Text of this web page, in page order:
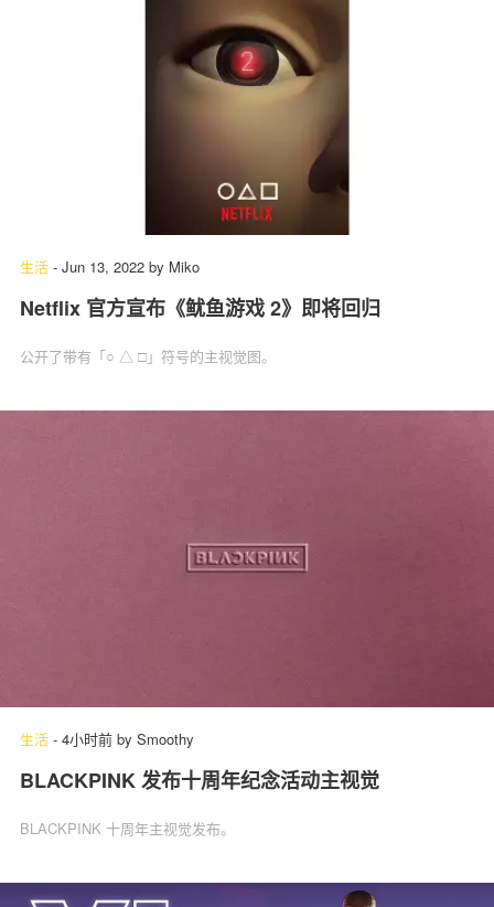
生活 - Jun 13, 2022 by Miko
Netflix 官方宣布《鱿鱼游戏 2》即将回归
公开了带有「○ △ □」符号的主视觉图。
生活 - 4小时前 by Smoothy
BLACKPINK 发布十周年纪念活动主视觉
BLACKPINK 十周年主视觉发布。